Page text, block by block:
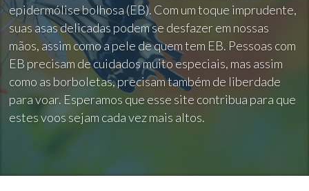
epidermólise bolhosa (EB). Com um toque imprudente,
suas asas delicadas podem se desfazer em nossas
mãos, assim como a pele de quem tem EB. Pessoas com
EB precisam de cuidados muito especiais, mas assim
como as borboletas, precisam também de liberdade
para voar. Esperamos que esse site contribua para que
estes voos sejam cada vez mais altos.